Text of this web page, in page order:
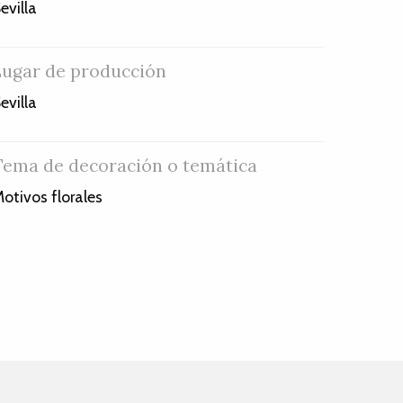
de producción
de decoración o temática
florales